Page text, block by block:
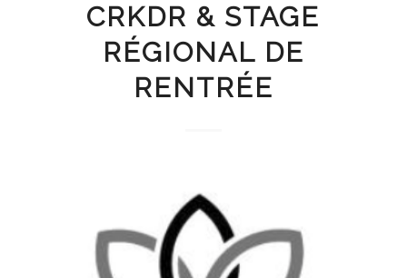
CRKDR & STAGE
RÉGIONAL DE
RENTRÉE